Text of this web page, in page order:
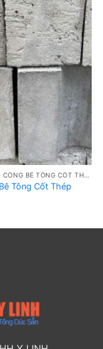
Add to
wishlist
GIÁ GỐI ĐỠ ỐNG CỐNG BÊ TÔNG CỐT THÉP ĐÚC SẴN
Tông Cốt Thép